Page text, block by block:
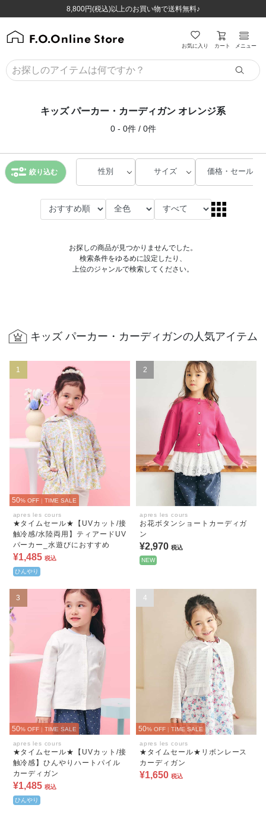
8,800円(税込)以上のお買い物で送料無料♪
ほぼ全品半額！！8/12(水)お昼12:59まで！！
8,800円(税込)以上のお買い物で送料無料♪
ほぼ全品半額！！8/12(水)お昼12:59まで！！
お気に入り カート メニュー
キッズ パーカー・カーディガン オレンジ系
0 - 0件 / 0件
絞り込む 性別 サイズ 価格・セール
お探しの商品が見つかりませんでした。
検索条件をゆるめに設定したり、
上位のジャンルで検索してください。
キッズ パーカー・カーディガンの人気アイテム
1
50% OFF | TIME SALE
apres les cours
★タイムセール★【UVカット/接
触冷感/水陸両用】ティアードUV
パーカー_水遊びにおすすめ
¥1,485 税込
ひんやり
2
apres les cours
お花ボタンショートカーディガ
ン
¥2,970 税込
NEW
3
50% OFF | TIME SALE
apres les cours
★タイムセール★【UVカット/接
触冷感】ひんやりハートパイル
カーディガン
¥1,485 税込
ひんやり
4
50% OFF | TIME SALE
apres les cours
★タイムセール★リボンレース
カーディガン
¥1,650 税込